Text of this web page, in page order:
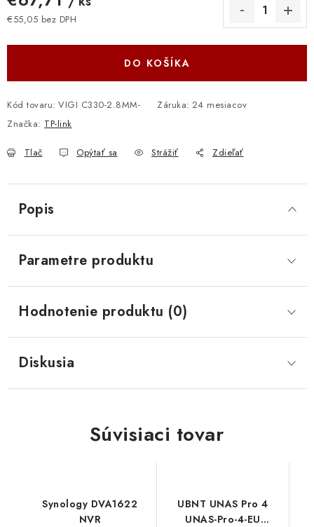
€55,05 bez DPH
DO KOŠÍKA
Kód tovaru: VIGI C330-2.8MM- Záruka: 24 mesiacov
Značka: TP-link
Tlač Opýtať sa Strážiť Zdieľať
Popis
Parametre produktu
Hodnotenie produktu (0)
Diskusia
Súvisiaci tovar
Synology DVA1622
NVR
UBNT UNAS Pro 4
UNAS-Pro-4-EU